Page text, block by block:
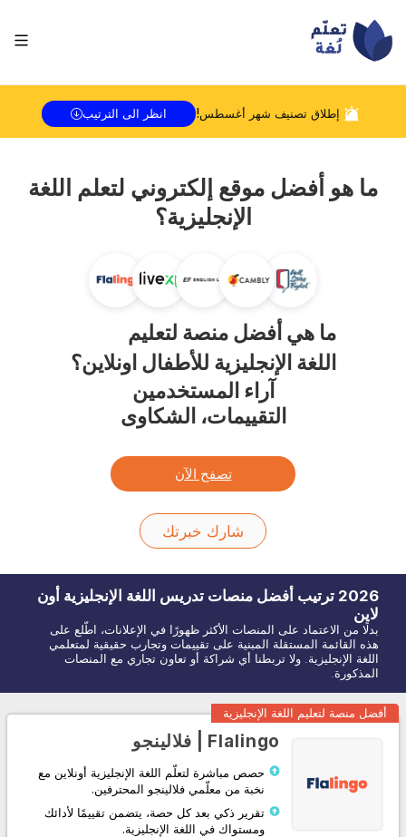
إطلاق تصنيف شهر أغسطس! انظر الى الترتيب
ما هي أفضل منصة لتعليم
اللغة الإنجليزية للأطفال اونلاين؟
آراء المستخدمين
التقييمات، الشكاوى
ما هو أفضل موقع إلكتروني لتعلم اللغة
الإنجليزية؟
تصفح الآن
شارك خبرتك
2026 ترتيب أفضل منصات تدريس اللغة الإنجليزية أون
لاين
بدلًا من الاعتماد على المنصات الأكثر ظهورًا في الإعلانات، اطّلع على
هذه القائمة المستقلة المبنية على تقييمات وتجارب حقيقية لمتعلمي
اللغة الإنجليزية. ولا تربطنا أي شراكة أو تعاون تجاري مع المنصات
المذكورة.
أفضل منصة لتعليم اللغة الإنجليزية
Flalingo | فلالينجو
حصص مباشرة لتعلّم اللغة الإنجليزية أونلاين مع
نخبة من معلّمي فلالينجو المحترفين.
تقرير ذكي بعد كل حصة، يتضمن تقييمًا لأدائك
ومستواك في اللغة الإنجليزية.